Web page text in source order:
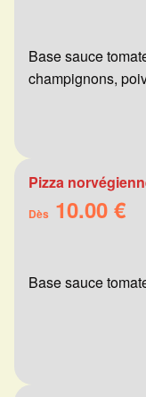
Base sauce
champignons,
Pizza
Dès 10.00 €
Base sauce